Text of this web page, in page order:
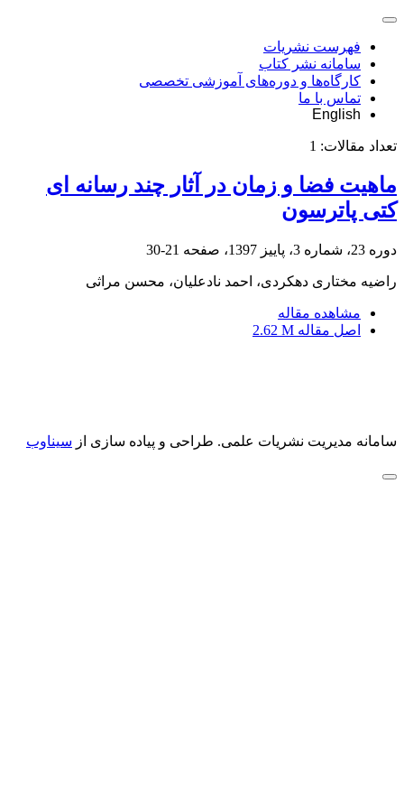
فهرست نشریات
سامانه نشر کتاب
کارگاه‌ها و دوره‌های آموزشی تخصصی
تماس با ما
English
تعداد مقالات: 1
ماهیت فضا و زمان در آثار چند رسانه ای
کتی پاترسون
دوره 23، شماره 3، پاییز 1397، صفحه 21-30
راضیه مختاری دهکردی، احمد نادعلیان، محسن مراثی
مشاهده مقاله
اصل مقاله 2.62 M
سامانه مدیریت نشریات علمی. طراحی و پیاده سازی از سیناوب